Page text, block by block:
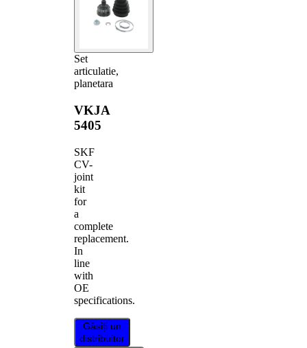
Set
articulatie,
planetara
VKJA
5405
SKF
CV-
joint
kit
for
a
complete
replacement.
In
line
with
OE
specifications.
Găsiți un
distribuitor